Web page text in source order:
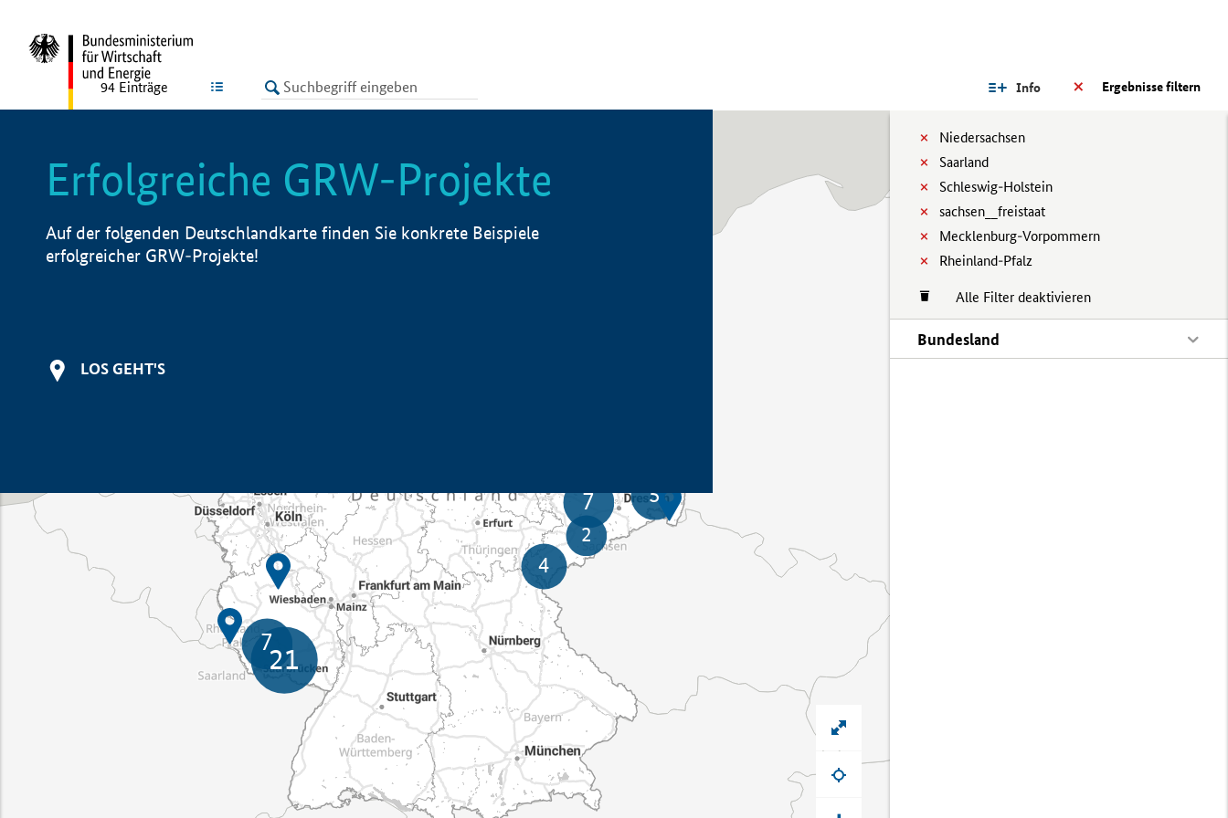
LISTE Ergebnisse filtern
Info
Niedersachsen
Saarland
Schleswig-Holstein
sachsen__freistaat
Mecklenburg-Vorpommern
Rheinland-Pfalz
Alle Filter deaktivieren
Bundesland
94 Einträge
Erfolgreiche GRW-Projekte
Auf der folgenden Deutschlandkarte finden Sie konkrete Beispiele
erfolgreicher GRW-Projekte!
LOS GEHT'S